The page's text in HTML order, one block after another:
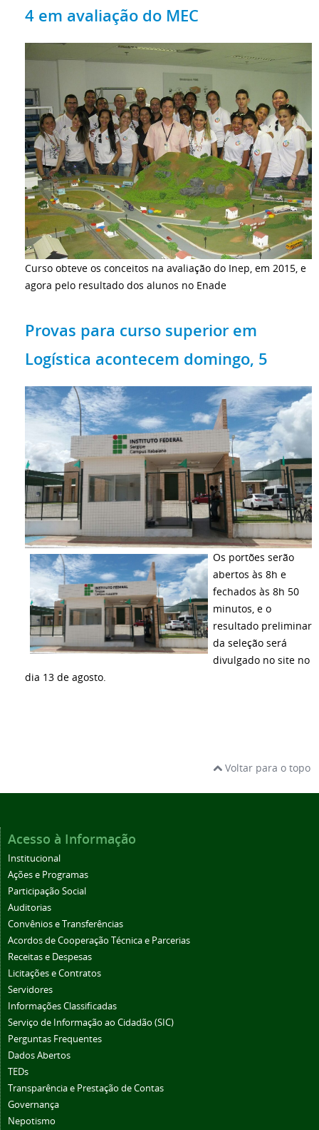
4 em avaliação do MEC
Curso obteve os conceitos na avaliação do Inep, em 2015, e
agora pelo resultado dos alunos no Enade
Provas para curso superior em
Logística acontecem domingo, 5
Os portões serão
abertos às 8h e
fechados às 8h 50
minutos, e o
resultado preliminar
da seleção será
divulgado no site no
dia 13 de agosto.
Voltar para o topo
Acesso à Informação
Institucional
Ações e Programas
Participação Social
Auditorias
Convênios e Transferências
Acordos de Cooperação Técnica e Parcerias
Receitas e Despesas
Licitações e Contratos
Servidores
Informações Classificadas
Serviço de Informação ao Cidadão (SIC)
Perguntas Frequentes
Dados Abertos
TEDs
Transparência e Prestação de Contas
Governança
Nepotismo